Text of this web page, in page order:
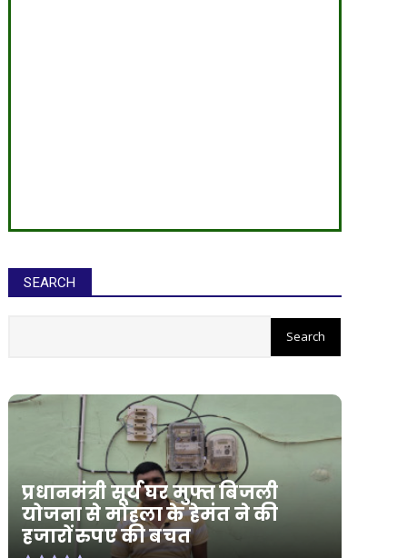
SEARCH
प्रधानमंत्री सूर्य घर मुफ्त बिजली
योजना से मोहला के हेमंत ने की
हजारों रुपए की बचत